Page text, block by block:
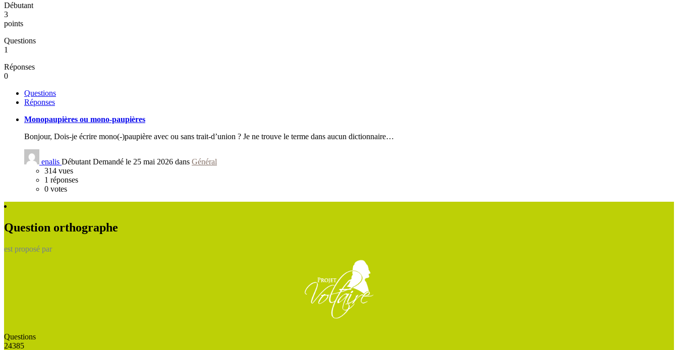
Débutant
3
points
Questions
1
Réponses
0
Questions
Réponses
Monopaupières ou mono-paupières
Bonjour, Dois-je écrire mono(-)paupière avec ou sans trait-d’union ? Je ne trouve le terme dans aucun dictionnaire…
enalis Débutant Demandé le 25 mai 2026 dans Général
314 vues
1 réponses
0 votes
Question orthographe
est proposé par
Questions
24385